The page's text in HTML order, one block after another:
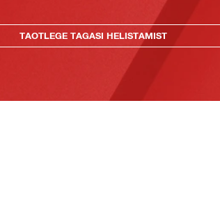
TAOTLEGE TAGASI HELISTAMIST